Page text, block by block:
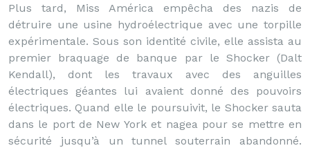
Plus tard, Miss América empêcha des nazis de
détruire une usine hydroélectrique avec une torpille
expérimentale. Sous son identité civile, elle assista au
premier braquage de banque par le Shocker (Dalt
Kendall), dont les travaux avec des anguilles
électriques géantes lui avaient donné des pouvoirs
électriques. Quand elle le poursuivit, le Shocker sauta
dans le port de New York et nagea pour se mettre en
sécurité jusqu’à un tunnel souterrain abandonné.